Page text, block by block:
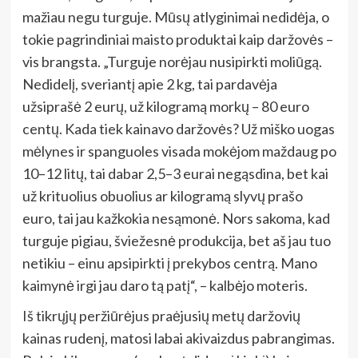
mažiau negu turguje. Mūsų atlyginimai nedidėja, o
tokie pagrindiniai maisto produktai kaip daržovės –
vis brangsta. „Turguje norėjau nusipirkti moliūgą.
Nedidelį, sveriantį apie 2 kg, tai pardavėja
užsiprašė 2 eurų, už kilogramą morkų – 80 euro
centų. Kada tiek kainavo daržovės? Už miško uogas
mėlynes ir spanguoles visada mokėjom maždaug po
10–12 litų, tai dabar 2,5–3 eurai negąsdina, bet kai
už krituolius obuolius ar kilogramą slyvų prašo
euro, tai jau kažkokia nesąmonė. Nors sakoma, kad
turguje pigiau, šviežesnė produkcija, bet aš jau tuo
netikiu – einu apsipirkti į prekybos centrą. Mano
kaimynė irgi jau daro tą patį“, – kalbėjo moteris.
Iš tikrųjų peržiūrėjus praėjusių metų daržovių
kainas rudenį, matosi labai akivaizdus pabrangimas.